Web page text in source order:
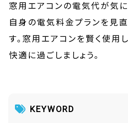
窓用エアコンの電気代が気に
自身の電気料金プランを見
す。窓用エアコンを賢く使用
快適に過ごしましょう。
KEYWORD